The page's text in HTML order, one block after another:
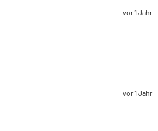
vor 1 Jahr
vor 1 Jahr